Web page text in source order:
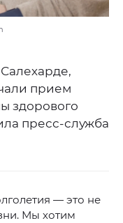
прием
здорового
пресс-служба
— это не
Мы хотим